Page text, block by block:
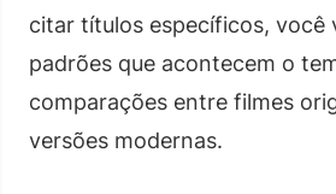
citar títulos específicos, você
padrões que acontecem o
comparações entre filmes
versões modernas.